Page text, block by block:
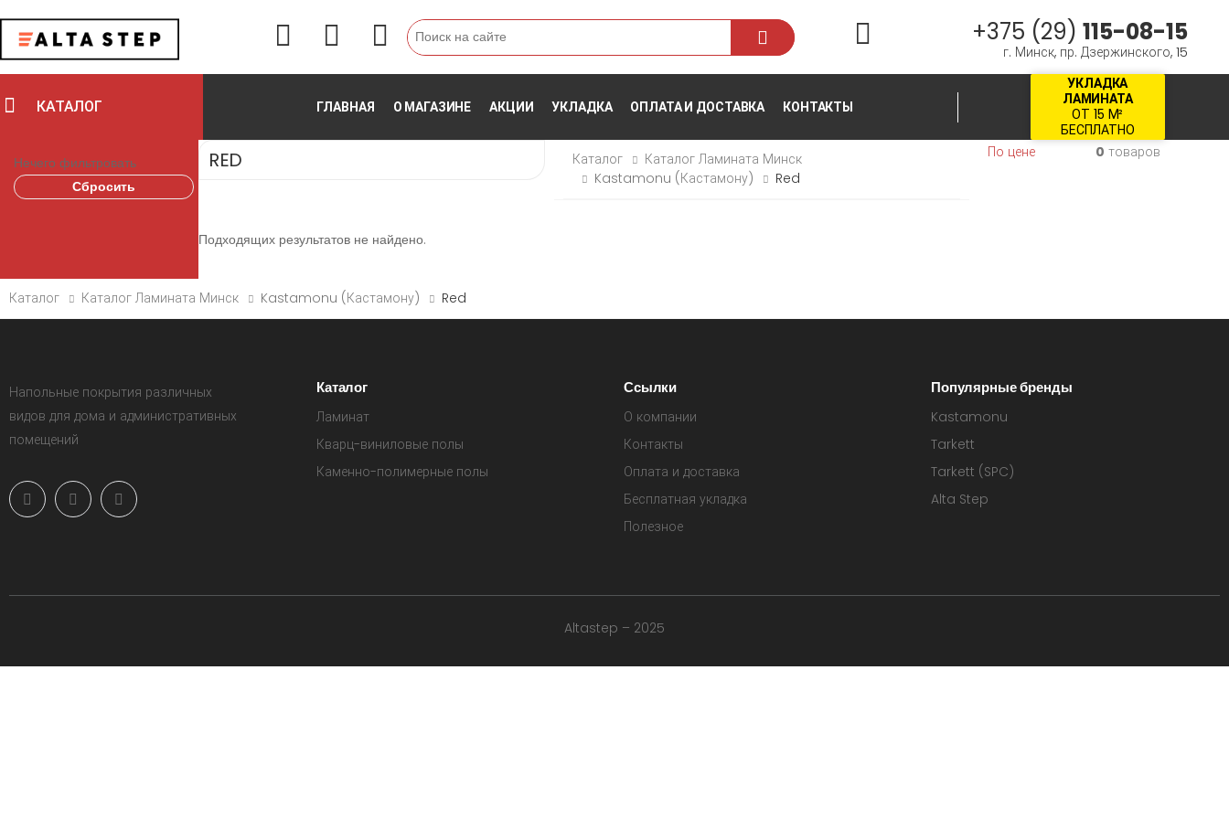
Поиск +375 (29) 115-08-15
г. Минск, пр. Дзержинского, 15
КАТАЛОГ ГЛАВНАЯ О МАГАЗИНЕ АКЦИИ УКЛАДКА ОПЛАТА И ДОСТАВКА КОНТАКТЫ
УКЛАДКА
ЛАМИНАТА
ОТ 15 М²
БЕСПЛАТНО
Нечего фильтровать
Сбросить
RED Каталог
Каталог Ламината Минск
Kastamonu (Кастамону)
Red
По цене 0 товаров
Подходящих результатов не найдено.
Каталог Каталог Ламината Минск Kastamonu (Кастамону) Red
Напольные покрытия различных
видов для дома и административных
помещений
Каталог
Ламинат
Кварц-виниловые полы
Каменно-полимерные полы
Ссылки
О компании
Контакты
Оплата и доставка
Бесплатная укладка
Полезное
Популярные бренды
Kastamonu
Tarkett
Tarkett (SPC)
Alta Step
Altastep – 2025